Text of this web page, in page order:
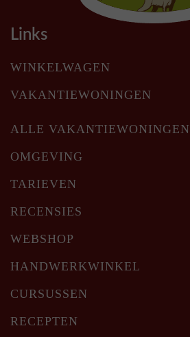
Links
WINKELWAGEN
VAKANTIEWONINGEN
ALLE VAKANTIEWONINGEN
OMGEVING
TARIEVEN
RECENSIES
WEBSHOP
HANDWERKWINKEL
CURSUSSEN
RECEPTEN